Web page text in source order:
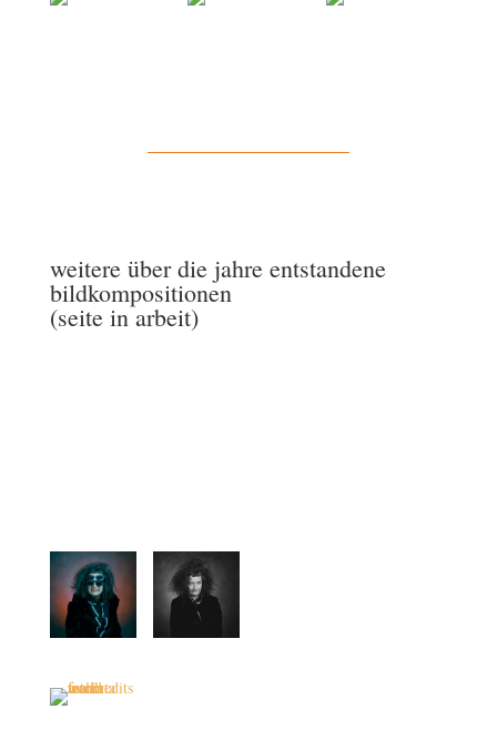
weitere über die jahre entstandene
bildkompositionen
(seite in arbeit)